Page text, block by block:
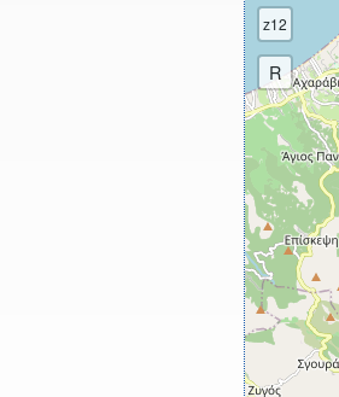
z12
R